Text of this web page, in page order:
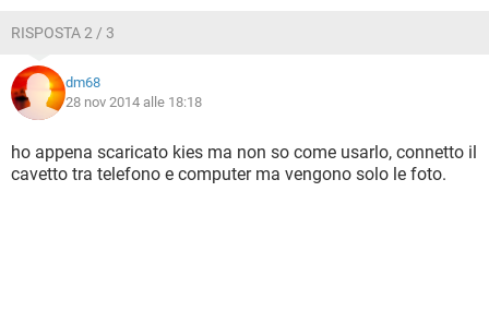
RISPOSTA 2 / 3
dm68
28 nov 2014 alle 18:18
ho appena scaricato kies ma non so come usarlo, connetto il
cavetto tra telefono e computer ma vengono solo le foto.